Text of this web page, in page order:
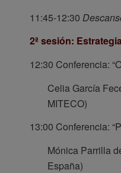
11:45-12:30
2ª sesión:
12:30 Conferencia:
Celia García
MITECO)
13:00 Conferencia:
Mónica Parrilla
España)